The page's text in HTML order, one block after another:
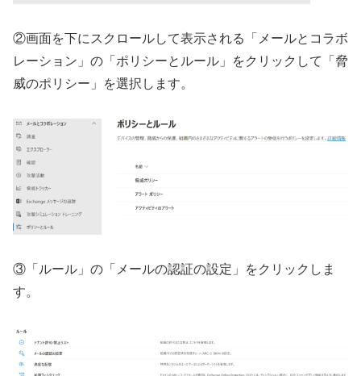
②画面を下にスクロールして表示される「メールとコラボ
レーション」の「ポリシーとルール」をクリックして「脅
威のポリシー」を選択します。
③「ルール」の「メールの認証の設定」をクリックしま
す。